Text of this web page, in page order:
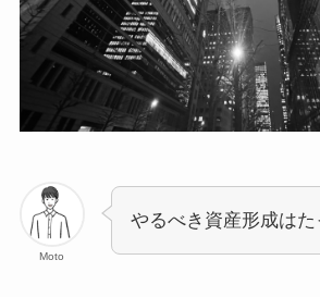
Moto
やるべき資産形成はた